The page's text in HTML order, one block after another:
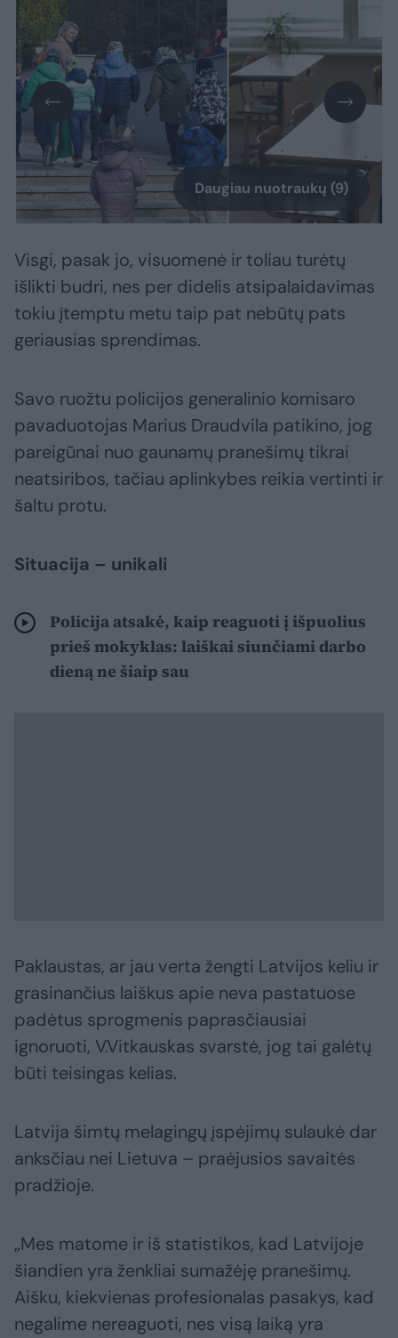
Daugiau nuotraukų (9)
Visgi, pasak jo, visuomenė ir toliau turėtų
išlikti budri, nes per didelis atsipalaidavimas
tokiu įtemptu metu taip pat nebūtų pats
geriausias sprendimas.
Savo ruožtu policijos generalinio komisaro
pavaduotojas Marius Draudvila patikino, jog
pareigūnai nuo gaunamų pranešimų tikrai
neatsiribos, tačiau aplinkybes reikia vertinti ir
šaltu protu.
Situacija – unikali
Policija atsakė, kaip reaguoti į išpuolius
prieš mokyklas: laiškai siunčiami darbo
dieną ne šiaip sau
Paklaustas, ar jau verta žengti Latvijos keliu ir
grasinančius laiškus apie neva pastatuose
padėtus sprogmenis paprasčiausiai
ignoruoti, V.Vitkauskas svarstė, jog tai galėtų
būti teisingas kelias.
Latvija šimtų melagingų įspėjimų sulaukė dar
anksčiau nei Lietuva – praėjusios savaitės
pradžioje.
„Mes matome ir iš statistikos, kad Latvijoje
šiandien yra ženkliai sumažėję pranešimų.
Aišku, kiekvienas profesionalas pasakys, kad
negalime nereaguoti, nes visą laiką yra